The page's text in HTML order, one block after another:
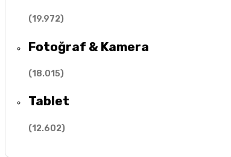
(19.972)
Fotoğraf & Kamera
(18.015)
Tablet
(12.602)